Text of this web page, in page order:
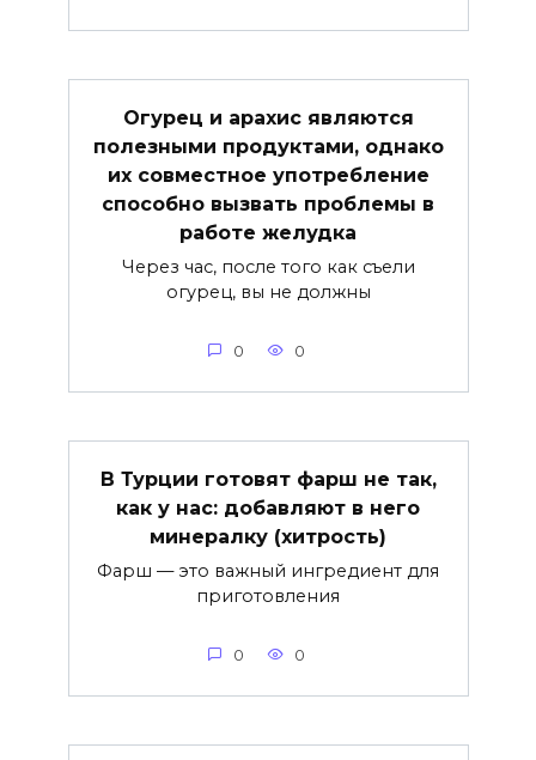
Огурец и арахис являются
полезными продуктами, однако
их совместное употребление
способно вызвать проблемы в
работе желудка
Через час, после того как съели
огурец, вы не должны
0 0
В Турции готовят фарш не так,
как у нас: добавляют в него
минералку (хитрость)
Фарш — это важный ингредиент для
приготовления
0 0